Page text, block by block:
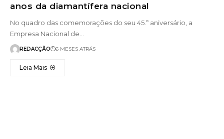
anos da diamantífera nacional
No quadro das comemorações do seu 45.º aniversário, a
Empresa Nacional de…
REDACÇÃO 6 MESES ATRÁS
Leia Mais